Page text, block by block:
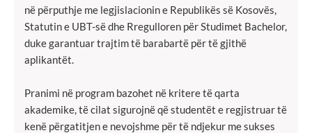
në përputhje me legjislacionin e Republikës së Kosovës,
Statutin e UBT-së dhe Rregulloren për Studimet Bachelor,
duke garantuar trajtim të barabartë për të gjithë
aplikantët.
Pranimi në program bazohet në kritere të qarta
akademike, të cilat sigurojnë që studentët e regjistruar të
kenë përgatitjen e nevojshme për të ndjekur me sukses